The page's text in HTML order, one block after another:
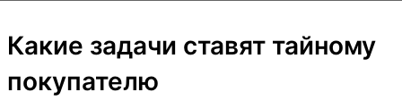
Какие задачи ставят тайному
покупателю